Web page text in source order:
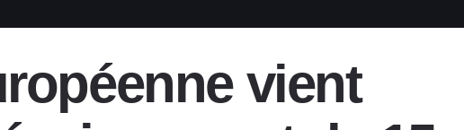
vient